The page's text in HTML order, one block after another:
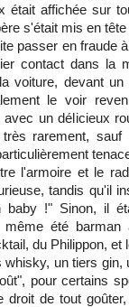
était affichée sur
s'était mis en
passer en fraude
contact dans la
voiture, devant
le voir
un délicieux
rarement, sauf
l'armoire et le
tandis qu'il
baby !" Sinon, il
même été
du Philippon, et
whisky, un tiers gin,
pour certains
droit de tout